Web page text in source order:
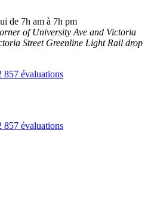
de 7h am à 7h pm
of University Ave and Victoria
Street Greenline Light Rail drop
857 évaluations
857 évaluations